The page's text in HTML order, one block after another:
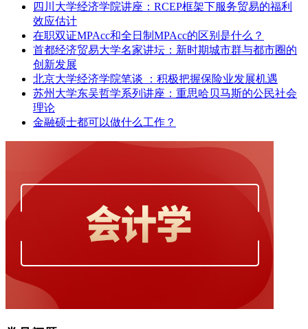
四川大学经济学院讲座：RCEP框架下服务贸易的福利
效应估计
在职双证MPAcc和全日制MPAcc的区别是什么？
首都经济贸易大学名家讲坛：新时期城市群与都市圈的
创新发展
北京大学经济学院笔谈 ：积极把握保险业发展机遇
苏州大学东吴哲学系列讲座：重思哈贝马斯的公民社会
理论
金融硕士都可以做什么工作？